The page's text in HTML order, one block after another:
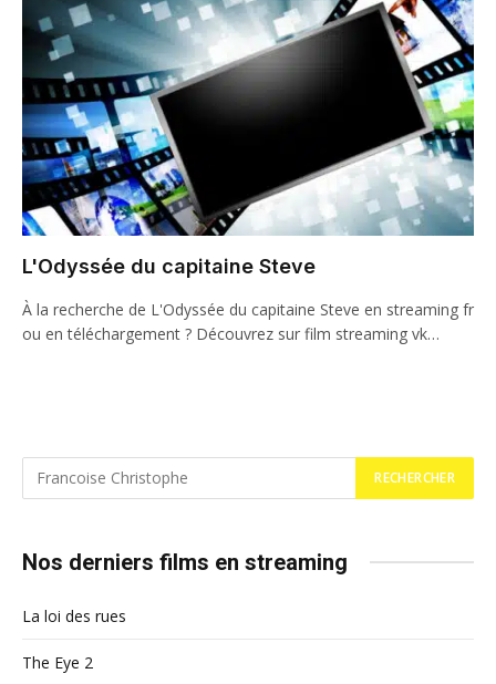
L'Odyssée du capitaine Steve
À la recherche de L'Odyssée du capitaine Steve en streaming fr
ou en téléchargement ? Découvrez sur film streaming vk…
Nos derniers films en streaming
La loi des rues
The Eye 2